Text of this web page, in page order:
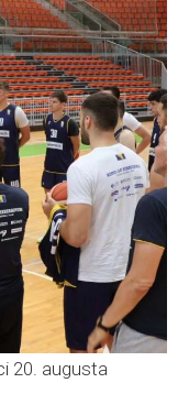
20. augusta